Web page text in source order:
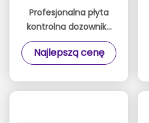
Profesjonalna płyta
kontrolna dozownika
części bankomatów
Fujitsu K18Z09942N
Najlepszą cenę